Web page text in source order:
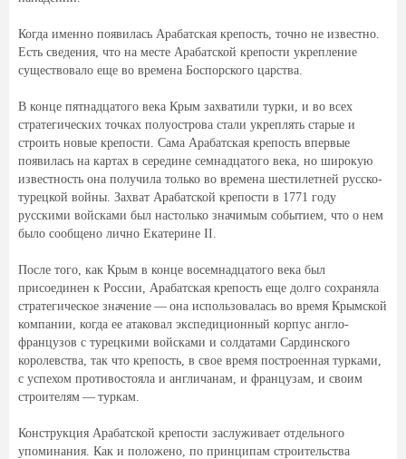
Когда именно появилась Арабатская крепость, точно не известно.
Есть сведения, что на месте Арабатской крепости укрепление
существовало еще во времена Боспорского царства.
В конце пятнадцатого века Крым захватили турки, и во всех
стратегических точках полуострова стали укреплять старые и
строить новые крепости. Сама Арабатская крепость впервые
появилась на картах в середине семнадцатого века, но широкую
известность она получила только во времена шестилетней русско-
турецкой войны. Захват Арабатской крепости в 1771 году
русскими войсками был настолько значимым событием, что о нем
было сообщено лично Екатерине II.
После того, как Крым в конце восемнадцатого века был
присоединен к России, Арабатская крепость еще долго сохраняла
стратегическое значение — она использовалась во время Крымской
компании, когда ее атаковал экспедиционный корпус англо-
французов с турецкими войсками и солдатами Сардинского
королевства, так что крепость, в свое время построенная турками,
с успехом противостояла и англичанам, и французам, и своим
строителям — туркам.
Конструкция Арабатской крепости заслуживает отдельного
упоминания. Как и положено, по принципам строительства